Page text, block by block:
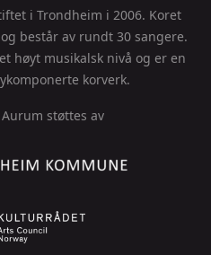
i Trondheim i 2006. Koret
består av rundt 30 sangere.
høyt musikalsk nivå og er en
korverk.
støttes av